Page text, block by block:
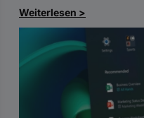
Weiterlesen >